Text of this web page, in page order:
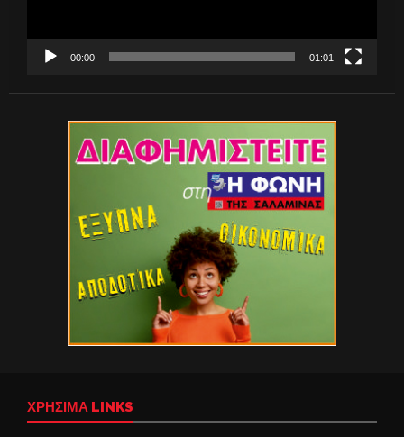
00:00 01:01
ΧΡΉΣΙΜΑ LINKS